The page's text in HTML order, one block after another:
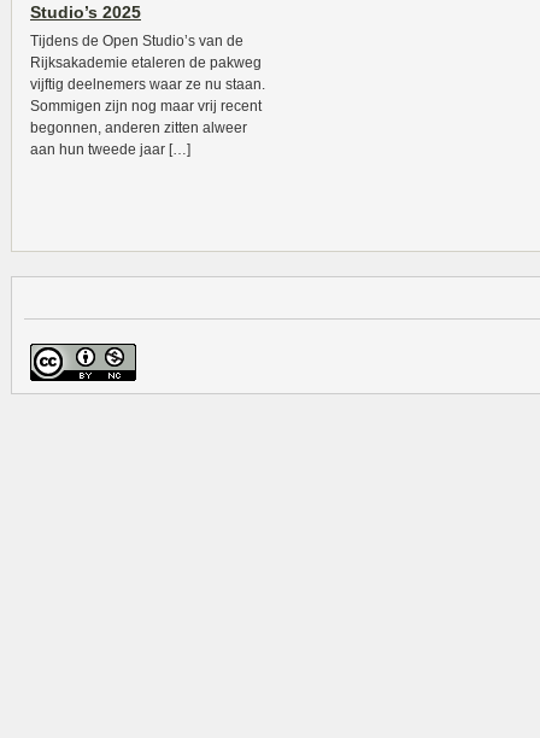
Studio’s 2025
Tijdens de Open Studio’s van de
Rijksakademie etaleren de pakweg
vijftig deelnemers waar ze nu staan.
Sommigen zijn nog maar vrij recent
begonnen, anderen zitten alweer
aan hun tweede jaar […]